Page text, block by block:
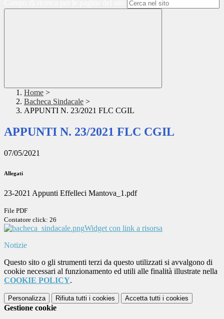
Home >
Bacheca Sindacale >
APPUNTI N. 23/2021 FLC CGIL
APPUNTI N. 23/2021 FLC CGIL
07/05/2021
Allegati
23-2021 Appunti Effelleci Mantova_1.pdf
File PDF
Contatore click: 26
Widget con link a risorsa
Notizie
Questo sito o gli strumenti terzi da questo utilizzati si avvalgono di
cookie necessari al funzionamento ed utili alle finalità illustrate nella
COOKIE POLICY.
Personalizza Rifiuta tutti i cookies Accetta tutti i cookies
Gestione cookie